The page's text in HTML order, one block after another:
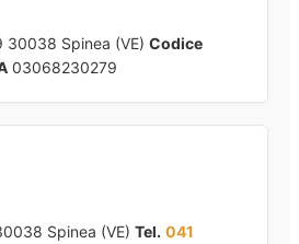
30038 Spinea (VE) Codice
03068230279
Spinea (VE) Tel. 041